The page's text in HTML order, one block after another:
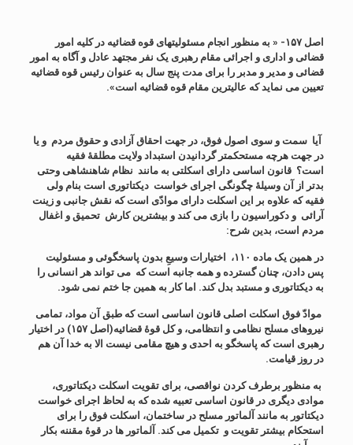
اصل ۱۵۷- « به منظور انجام مسئولیتهای قوه قضائیه در کلیه امور
قضائی و اداری و اجرائی مقام رهبری یک نفر مجتهد عادل و آگاه به امور
قضائی و مدیر و مدبر را برای مدت پنج سال به عنوان رئیس قوه قضائیه
تعیین می نماید که عالیترین مقام قوه قضائیه است».
آیا سمت و سوی اصول فوق، در جهت احقاق آزادی و حقوق مردم و یا
در جهت هرچه مستحکمتر گردانیدن استبداد ولایت مطلقۀ فقیه
است؟ قانون اساسی دارای اسکلتی به مانند نظام شاهنشاهی وحتی
بدتر از آن وسیلۀ چگونگی اجرای خواست دیکتاتوری است بنام ولی
فقیه که علاوه بر این اسکلت دارای موادّی است که نقش جانبی و زینت
آرائی و دکوراسیون را بازی می کند و بیشترین کارش تحمیق و اغفال
مردم است، بدین شرح:
در همین یک ماده ۱۱۰، اختیارات وسیعِ بدون پاسخگوئی و مسئولیت
پس دادن، چنان گسترده و همه جانبه است که می تواند هر انسانی را
به دیکتاتوری و مستبد بدل کند. اما کار به همین جا ختم نمی شود.
موادّ فوق اسکلت اصلی قانون اساسی است که طبق آن مواد، تمامی
نیروهای مسلح نظامی و انتظامی، و کل قوۀ قضائیه(اصل ۱۵۷) در اختیار
رهبری است که پاسخگو به احدی و هیچ مقامی نیست الا به خدا آن هم
در روز قیامت.
به منظور برطرف کردن نواقصی، برای تقویت اسکلت دیکتاتوری،
موادی دیگری در قانون اساسی تعبیه شده که به لحاظ اجرای خواست
دیکتاتور به مانند آلماتور مسلح در ساختمان، اسکلت فوق را برای
استحکام بیشتر تقویت و تکمیل می کند. آلماتور ها در قوۀ مقننه بکار